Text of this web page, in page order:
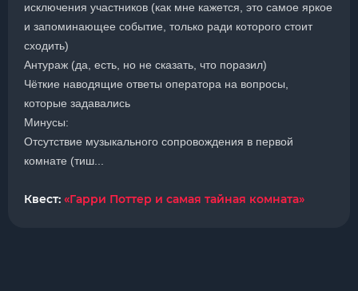
исключения участников (как мне кажется, это самое яркое
и запоминающее событие, только ради которого стоит
сходить)
Антураж (да, есть, но не сказать, что поразил)
Чёткие наводящие ответы оператора на вопросы,
которые задавались
Минусы:
Отсутствие музыкального сопровождения в первой
комнате (тиш...
Квест: «Гарри Поттер и самая тайная комната»